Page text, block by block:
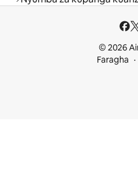
© 2026
Faragha